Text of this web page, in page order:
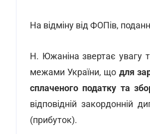
На відміну від ФОПів,
Н. Южаніна звертає увагу
межами України, що для
сплаченого податку та
відповідній закордонній
(прибуток).